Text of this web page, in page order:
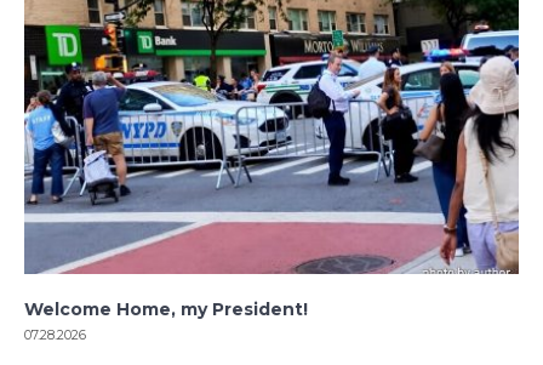
Welcome Home, my President!
07.28.2026